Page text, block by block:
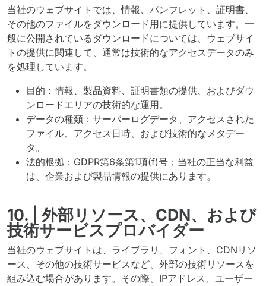
当社のウェブサイトでは、情報、パンフレット、証明書、
その他のファイルをダウンロード用に提供しています。一
般に公開されているダウンロードについては、ウェブサイ
トの提供に関連して、通常は技術的なアクセスデータのみ
を処理しています。
目的：情報、製品資料、証明書類の提供、およびダウ
ンロードエリアの技術的な運用。
データの種類：サーバーログデータ、アクセスされた
ファイル、アクセス日時、および技術的なメタデー
タ。
法的根拠：GDPR第6条第1項(f)号；当社の正当な利益
は、企業および製品情報の提供にあります。
10. | 外部リソース、CDN、および
技術サービスプロバイダー
当社のウェブサイトは、ライブラリ、フォント、CDNリソ
ース、その他の技術サービスなど、外部の技術リソースを
組み込む場合があります。その際、IPアドレス、ユーザー